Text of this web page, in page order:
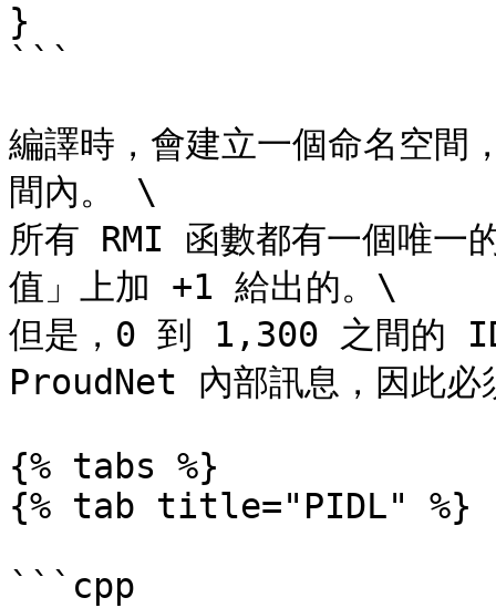
}
```
編譯時，會建立一個命名空間
間內。 \
所有 RMI 函數都有一個唯
值」上加 +1 給出的。\
但是，0 到 1,300 之間的
ProudNet 內部訊息，因此必
{% tabs %}
{% tab title="PIDL" %}
```cpp